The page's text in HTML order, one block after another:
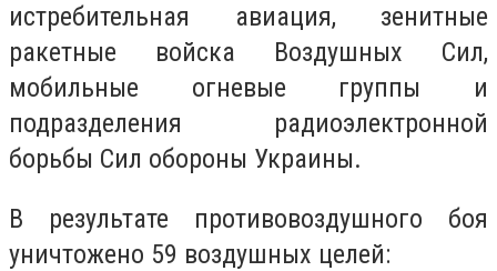
истребительная авиация, зенитные
ракетные войска Воздушных Сил,
мобильные огневые группы и
подразделения радиоэлектронной
борьбы Сил обороны Украины.
В результате противовоздушного боя
уничтожено 59 воздушных целей: